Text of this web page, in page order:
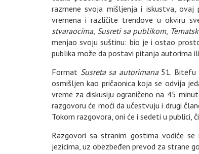
razmene svoja mišljenja i iskustva,
vremena i različite trendove u okviru
stvaraocima, Susreti sa publikom,
menjao svoju suštinu: bio je i ostao
publika može da postavi pitanja autorima
Format Susreta sa autorimana51. Bitefu
osmišljen kao pričaonica koja se odvija
vreme za diskusiju ograničeno na 45
razgovoru će moći da učestvuju i drugi
Tokom razgovora, oni će i sedeti u publici,
Razgovori sa stranim gostima vodiće
jezicima, uz obezbeđen prevod za strane